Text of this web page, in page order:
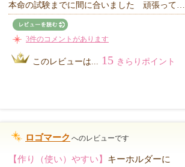
本命の試験までに間に合いました 頑張って…
3件のコメントがあります
このレビューは... 15 きらりポイント
ロゴマーク へのレビューです
【作り（使い）やすい】 キーホルダーに